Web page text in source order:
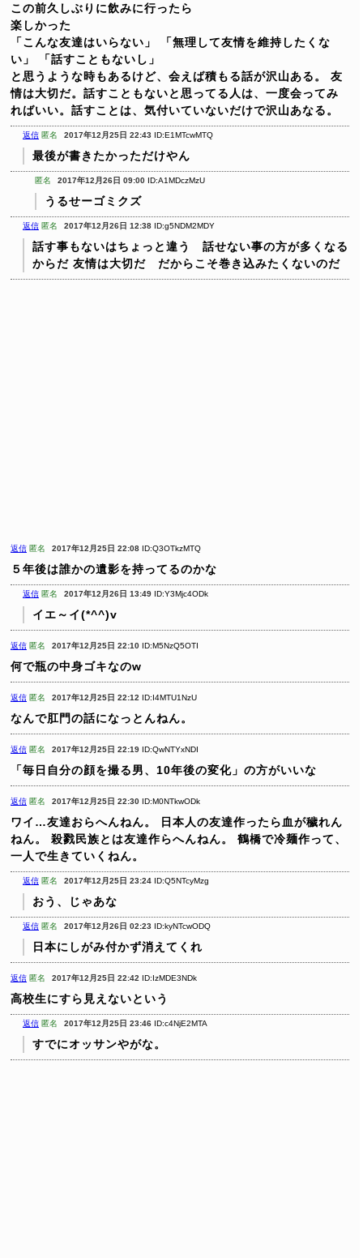
この前久しぶりに飲みに行ったら
楽しかった
「こんな友達はいらない」
「無理して友情を維持したくな
い」
「話すこともないし」
と思うような時もあるけど、会えば積もる話が沢山ある。
友
情は大切だ。話すこともないと思ってる人は、一度会ってみ
ればいい。話すことは、気付いていないだけで沢山あなる。
返信 匿名 2017年12月25日 22:43 ID:E1MTcwMTQ
最後が書きたかっただけやん
匿名 2017年12月26日 09:00 ID:A1MDczMzU
うるせーゴミクズ
返信 匿名 2017年12月26日 12:38 ID:g5NDM2MDY
話す事もないはちょっと違う 話せない事の方が多くなる
からだ 友情は大切だ だからこそ巻き込みたくないのだ
返信 匿名 2017年12月25日 22:08 ID:Q3OTkzMTQ
５年後は誰かの遺影を持ってるのかな
返信 匿名 2017年12月26日 13:49 ID:Y3Mjc4ODk
イエ～イ(*^^)v
返信 匿名 2017年12月25日 22:10 ID:M5NzQ5OTI
何で瓶の中身ゴキなのw
返信 匿名 2017年12月25日 22:12 ID:I4MTU1NzU
なんで肛門の話になっとんねん。
返信 匿名 2017年12月25日 22:19 ID:QwNTYxNDI
「毎日自分の顔を撮る男、10年後の変化」の方がいいな
返信 匿名 2017年12月25日 22:30 ID:M0NTkwODk
ワイ…友達おらへんねん。
日本人の友達作ったら血が穢れん
ねん。
殺戮民族とは友達作らへんねん。
鶴橋で冷麺作って、
一人で生きていくねん。
返信 匿名 2017年12月25日 23:24 ID:Q5NTcyMzg
おう、じゃあな
返信 匿名 2017年12月26日 02:23 ID:kyNTcwODQ
日本にしがみ付かず消えてくれ
返信 匿名 2017年12月25日 22:42 ID:IzMDE3NDk
高校生にすら見えないという
返信 匿名 2017年12月25日 23:46 ID:c4NjE2MTA
すでにオッサンやがな。